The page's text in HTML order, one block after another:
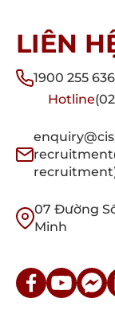
LIÊN
1900 255 636
Hotline
07 Đường
Minh